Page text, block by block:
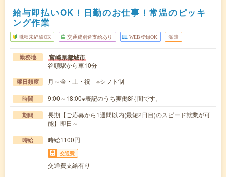
給与即払いOK！日勤のお仕事！常温のピッキ
ング作業
職種未経験OK 交通費別途支給あり WEB登録OK 派遣
勤務地 宮崎県都城市
谷頭駅から車10分
曜日頻度 月～金・土・祝 ※シフト制
時間 9:00～18:00※表記のうち実働8時間です。
期間
長期【ご応募から1週間以内(最短2日目)のスピード就業が可
能】即日～
時給 時給1100円
交通費
交通費支給有り